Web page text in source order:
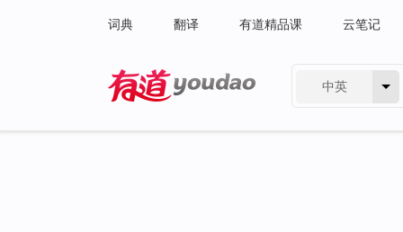
词典 翻译 有道精品课 云笔记
中英